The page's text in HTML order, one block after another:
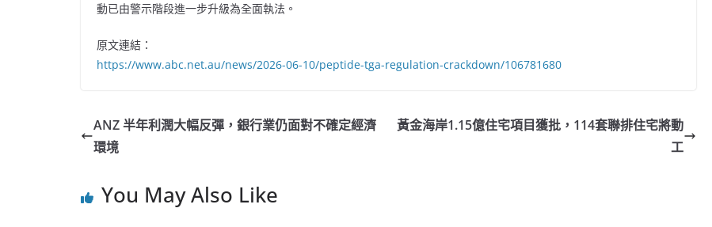
動已由警示階段進一步升級為全面執法。
原文連結：
https://www.abc.net.au/news/2026-06-10/peptide-tga-regulation-crackdown/106781680
ANZ 半年利潤大幅反彈，銀行業仍面對不確定經濟
環境
黃金海岸1.15億住宅項目獲批，114套聯排住宅將動
工
You May Also Like